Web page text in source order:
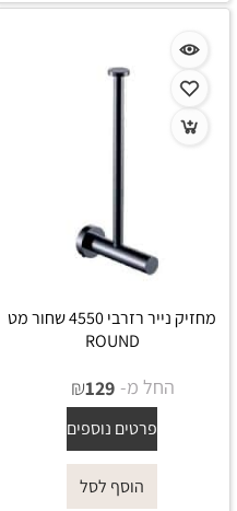
מחזיק נייר רזרבי 4550 שחור מט
ROUND
החל מ- ₪129
פרטים נוספים
הוסף לסל